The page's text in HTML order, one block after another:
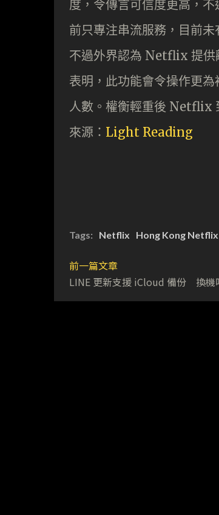
度，令傳言可信度更高，
前只專注串流服務，目前
不過外界認為 Netflix 提
表明，此功能會令操作更
人數。權衡輕重後 Netflix
來源： Light Reading
Tags: Netflix Hong Kong Netflix
前一篇文章
LINE 更新支援 iCloud 備份 換機